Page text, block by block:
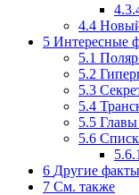
4.4
5 Интересные
5.1
5.2
5.3
5.4
5.5 Главы
5.6
5.6.1
6 Другие факты
7 См. также